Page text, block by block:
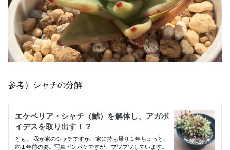
参考）シャチの分解